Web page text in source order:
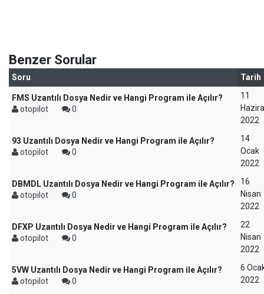
Benzer Sorular
Soru Tarih
FMS Uzantılı Dosya Nedir ve Hangi Program ile Açılır?
otopilot
0
11
2022
93 Uzantılı Dosya Nedir ve Hangi Program ile Açılır?
otopilot
0
14
Ocak
2022
DBMDL Uzantılı Dosya Nedir ve Hangi Program ile Açılır?
otopilot
0
16
Nisan
2022
DFXP Uzantılı Dosya Nedir ve Hangi Program ile Açılır?
otopilot
0
22
Nisan
2022
5VW Uzantılı Dosya Nedir ve Hangi Program ile Açılır?
otopilot
0
6
2022